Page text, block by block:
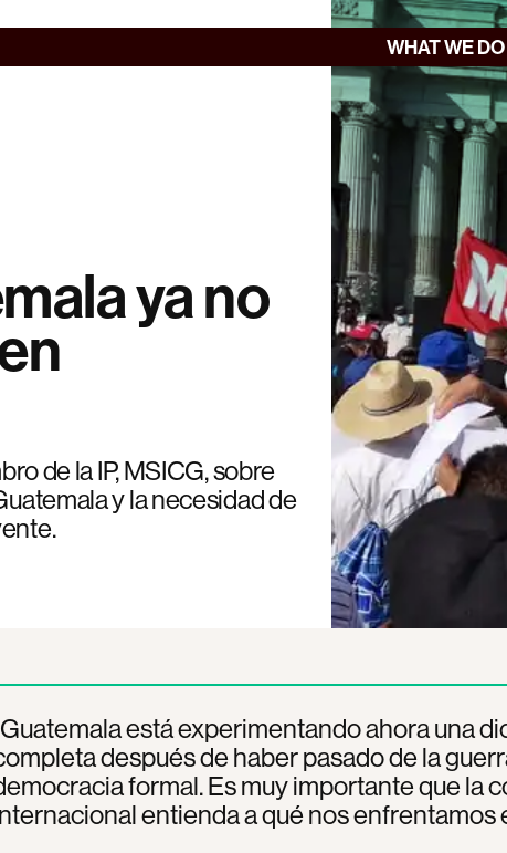
WHAT WE DO
ya no
de la IP, MSICG, sobre
y la necesidad de
está experimentando ahora una
después de haber pasado de la
formal. Es muy importante que la
entienda a qué nos enfrentamos